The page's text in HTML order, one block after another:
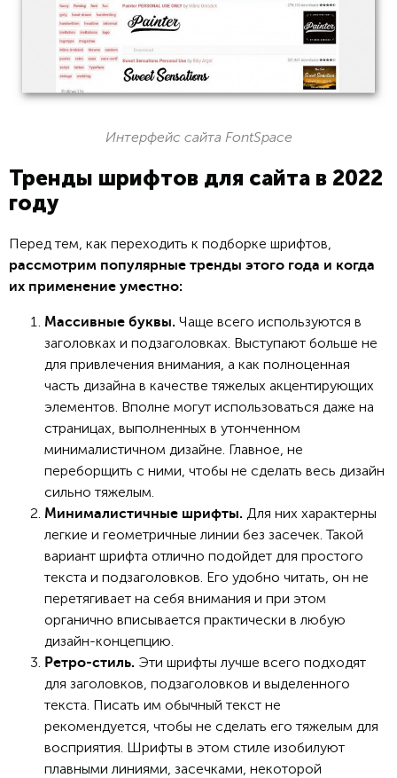
Интерфейс сайта FontSpace
Тренды шрифтов для сайта в 2022
году
Перед тем, как переходить к подборке шрифтов,
рассмотрим популярные тренды этого года и когда
их применение уместно:
Массивные буквы. Чаще всего используются в
заголовках и подзаголовках. Выступают больше не
для привлечения внимания, а как полноценная
часть дизайна в качестве тяжелых акцентирующих
элементов. Вполне могут использоваться даже на
страницах, выполненных в утонченном
минималистичном дизайне. Главное, не
переборщить с ними, чтобы не сделать весь дизайн
сильно тяжелым.
Минималистичные шрифты. Для них характерны
легкие и геометричные линии без засечек. Такой
вариант шрифта отлично подойдет для простого
текста и подзаголовков. Его удобно читать, он не
перетягивает на себя внимания и при этом
органично вписывается практически в любую
дизайн-концепцию.
Ретро-стиль. Эти шрифты лучше всего подходят
для заголовков, подзаголовков и выделенного
текста. Писать им обычный текст не
рекомендуется, чтобы не сделать его тяжелым для
восприятия. Шрифты в этом стиле изобилуют
плавными линиями, засечками, некоторой